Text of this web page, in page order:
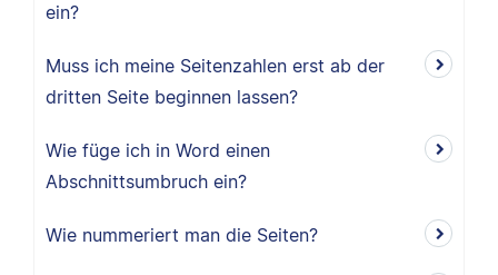
ein?
Muss ich meine Seitenzahlen erst ab der
dritten Seite beginnen lassen?
Wie füge ich in Word einen
Abschnittsumbruch ein?
Wie nummeriert man die Seiten?